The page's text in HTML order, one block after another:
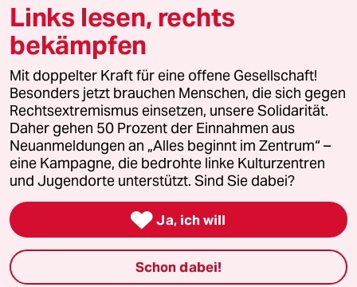
© 2026 taz Verlags und Vertriebs GmbH
Alle Rechte vorbehalten. Bei rechtlichen Fragen oder für Genehmigungen
wenden Sie sich bitte an lizenzen@taz.de
Feedback Redaktionsstatut Kommune-Richtlinien
Leitlinie Informant Datenschutz Impressum AGB
Seitenwende Einwilligungen widerrufen (Ads)
Links lesen, rechts
bekämpfen
Mit doppelter Kraft für eine offene Gesellschaft!
Besonders jetzt brauchen Menschen, die sich gegen
Rechtsextremismus einsetzen, unsere Solidarität.
Daher gehen 50 Prozent der Einnahmen aus
Neuanmeldungen an „Alles beginnt im Zentrum“ –
eine Kampagne, die bedrohte linke Kulturzentren
und Jugendorte unterstützt. Sind Sie dabei?
 Ja, ich will
Schon dabei!